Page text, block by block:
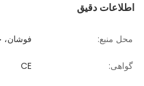
اطلاعات دقیق
محل منبع: فوشان،
گواهی: CE